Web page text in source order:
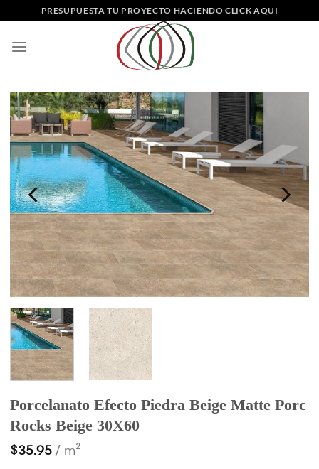
al
contenido
PRESUPUESTA TU PROYECTO HACIENDO CLICK AQUI
Porcelanato Efecto Piedra Beige Matte Porc
Rocks Beige 30X60
$35.95 / m²